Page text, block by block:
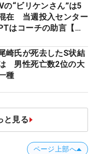
の“ビリケンさん”は5
在 当週投入センター
はコーチの助言【勝
崎氏が死去したS状結
男性死亡数2位の大
種
と見る
ページ上部へ